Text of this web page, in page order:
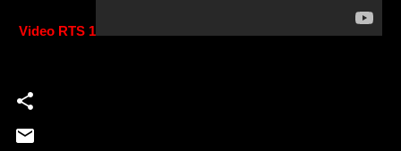
Video RTS 1